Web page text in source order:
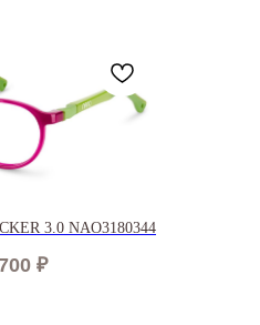
3.0 NAO3180344
₽